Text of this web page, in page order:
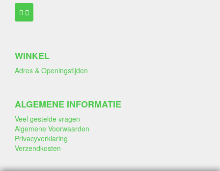
WINKEL
Adres & Openingstijden
ALGEMENE INFORMATIE
Veel gestelde vragen
Algemene Voorwaarden
Privacyverklaring
Verzendkosten